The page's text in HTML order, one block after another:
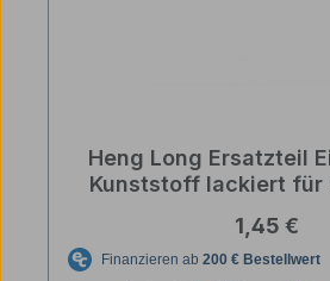
Heng Long Ersatzteil
Kunststoff lackiert für
Regulärer
1,45 €